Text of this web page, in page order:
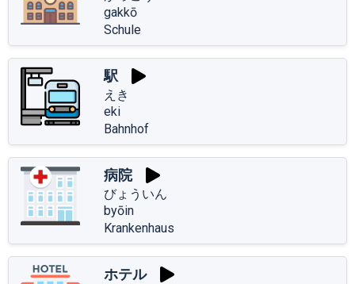
gakkō
Schule
駅
えき
eki
Bahnhof
病院
びょういん
byōin
Krankenhaus
ホテル